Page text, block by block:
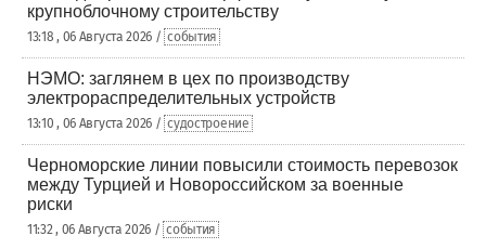
крупноблочному строительству
13:18 , 06 Августа 2026 / события
НЭМО: заглянем в цех по производству
электрораспределительных устройств
13:10 , 06 Августа 2026 / судостроение
Черноморские линии повысили стоимость перевозок
между Турцией и Новороссийском за военные
риски
11:32 , 06 Августа 2026 / события